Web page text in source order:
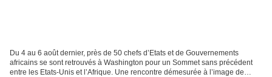
Du 4 au 6 août dernier, près de 50 chefs d’Etats et de Gouvernements
africains se sont retrouvés à Washington pour un Sommet sans précédent
entre les Etats-Unis et l’Afrique. Une rencontre démesurée à l’image de